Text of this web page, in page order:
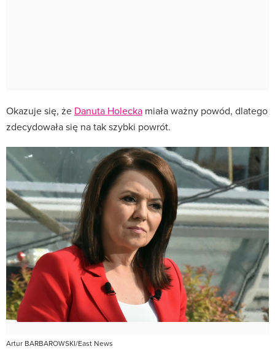
Okazuje się, że Danuta Holecka miała ważny powód, dlatego
zdecydowała się na tak szybki powrót.
Artur BARBAROWSKI/East News